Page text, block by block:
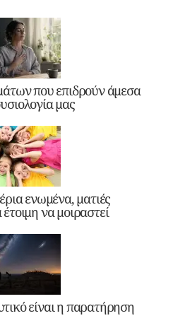
που επιδρούν άμεσα
μας
ενωμένα, ματιές
να μοιραστεί
είναι η παρατήρηση